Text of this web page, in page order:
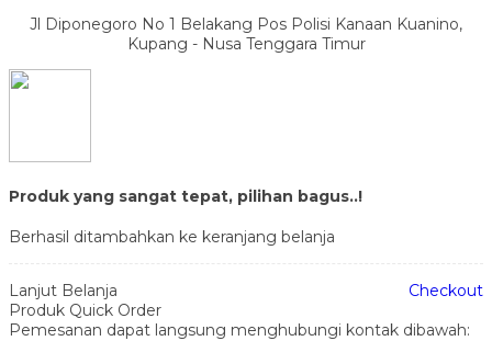
Jl Diponegoro No 1 Belakang Pos Polisi Kanaan Kuanino,
Kupang - Nusa Tenggara Timur
Produk yang sangat tepat, pilihan bagus..!
Berhasil ditambahkan ke keranjang belanja
Lanjut Belanja
Checkout
Produk Quick Order
Pemesanan dapat langsung menghubungi kontak dibawah: